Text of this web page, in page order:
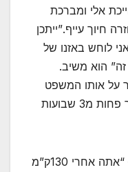
אלי ומברכת
חיוך עייף.”ייתכן
לוחש באזנו של
הוא משיב.
על אותו המשפט
במהלך שיחת בירה עם טניה. תוך פחות מ3 שבועות
– “אתה אחרי 130ק”מ